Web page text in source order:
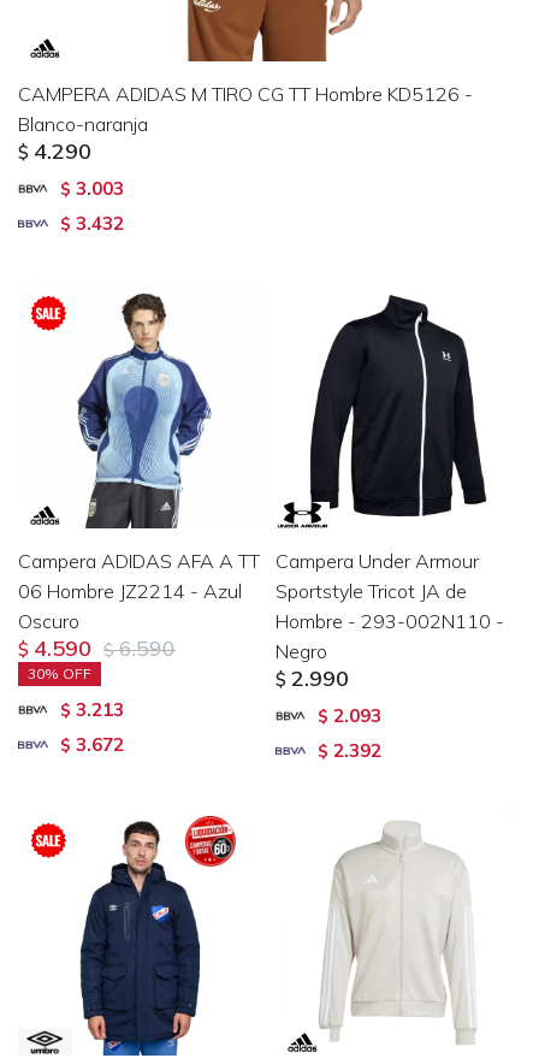
CAMPERA ADIDAS M TIRO CG TT Hombre KD5126 -
Blanco-naranja
$ 4.290
$ 3.003
$ 3.432
Campera ADIDAS AFA A TT
06 Hombre JZ2214 - Azul
Oscuro
$ 4.590 $ 6.590
30
$ 3.213
$ 3.672
Campera Under Armour
Sportstyle Tricot JA de
Hombre - 293-002N110 -
Negro
$ 2.990
$ 2.093
$ 2.392